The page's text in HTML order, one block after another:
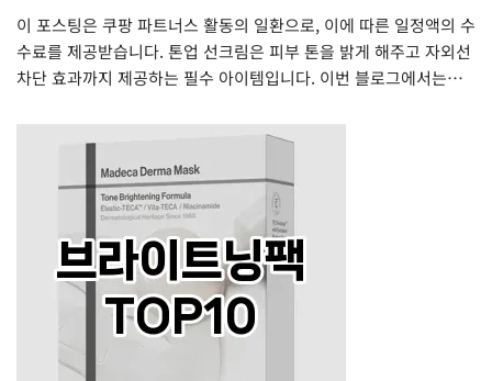
이 포스팅은 쿠팡 파트너스 활동의 일환으로, 이에 따른 일정액의 수
수료를 제공받습니다. 톤업 선크림은 피부 톤을 밝게 해주고 자외선
차단 효과까지 제공하는 필수 아이템입니다. 이번 블로그에서는…